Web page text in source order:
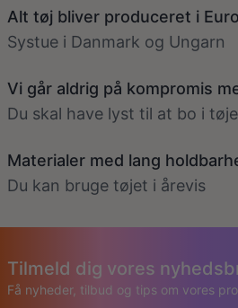
Alt tøj bliver produceret i
Systue i Danmark og Ungarn
Vi går aldrig på kompromis
Du skal have lyst til at bo i
Materialer med lang
Du kan bruge tøjet i årevis
Tilmeld dig vores
Få nyheder, tilbud og tips om vores